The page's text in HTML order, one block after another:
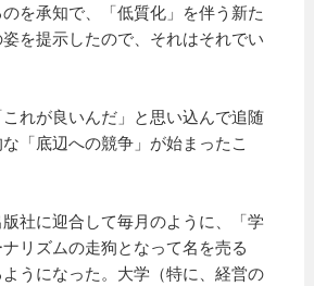
を承知で、「低質化」を伴う新た
を提示したので、それはそれでい
れが良いんだ」と思い込んで追随
「底辺への競争」が始まったこ
社に迎合して毎月のように、「学
リズムの走狗となって名を売る
ようになった。大学（特に、経営の